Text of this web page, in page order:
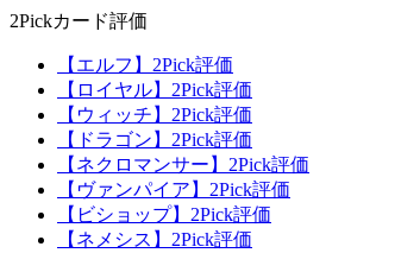
2Pickカード評価
【エルフ】2Pick評価
【ロイヤル】2Pick評価
【ウィッチ】2Pick評価
【ドラゴン】2Pick評価
【ネクロマンサー】2Pick評価
【ヴァンパイア】2Pick評価
【ビショップ】2Pick評価
【ネメシス】2Pick評価